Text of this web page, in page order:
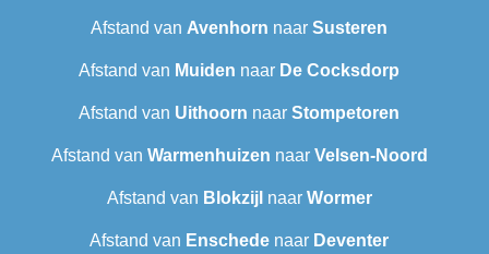
Afstand van Avenhorn naar Susteren
Afstand van Muiden naar De Cocksdorp
Afstand van Uithoorn naar Stompetoren
Afstand van Warmenhuizen naar Velsen-Noord
Afstand van Blokzijl naar Wormer
Afstand van Enschede naar Deventer